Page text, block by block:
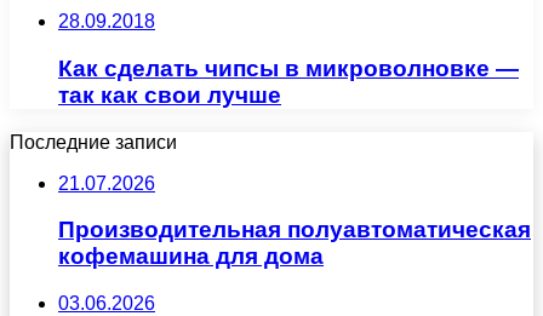
28.09.2018
Как сделать чипсы в микроволновке —
так как свои лучше
Последние записи
21.07.2026
Производительная полуавтоматическая
кофемашина для дома
03.06.2026